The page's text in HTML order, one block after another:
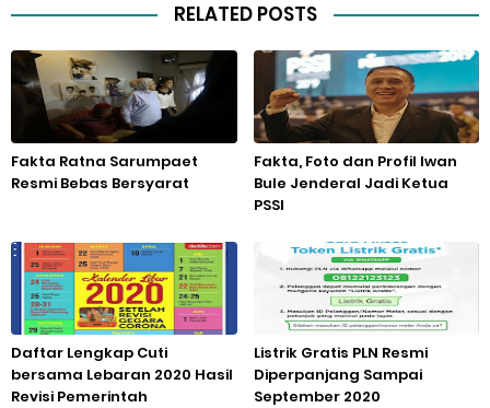
RELATED POSTS
Fakta Ratna Sarumpaet
Resmi Bebas Bersyarat
Fakta, Foto dan Profil Iwan
Bule Jenderal Jadi Ketua
PSSI
Daftar Lengkap Cuti
bersama Lebaran 2020 Hasil
Revisi Pemerintah
Listrik Gratis PLN Resmi
Diperpanjang Sampai
September 2020